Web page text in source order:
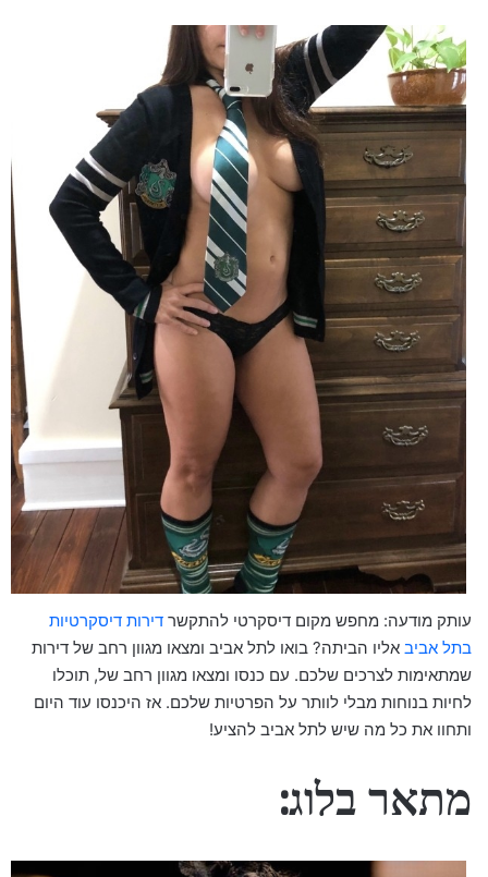
עותק מודעה: מחפש מקום דיסקרטי להתקשר דירות דיסקרטיות
בתל אביב אליו הביתה? בואו לתל אביב ומצאו מגוון רחב של דירות
שמתאימות לצרכים שלכם. עם כנסו ומצאו מגוון רחב של, תוכלו
לחיות בנוחות מבלי לוותר על הפרטיות שלכם. אז היכנסו עוד היום
ותחוו את כל מה שיש לתל אביב להציע!
מתאר בלוג: